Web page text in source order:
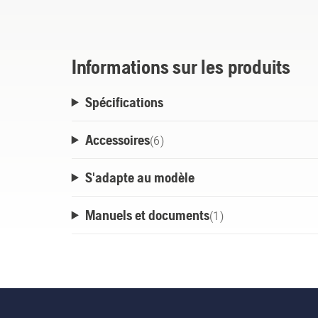
Informations sur les produits
Spécifications
Accessoires(6)
S'adapte au modèle
Manuels et documents(1 )